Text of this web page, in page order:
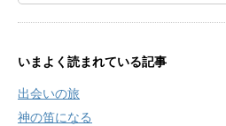
いまよく読まれている記事
出会いの旅
神の笛になる